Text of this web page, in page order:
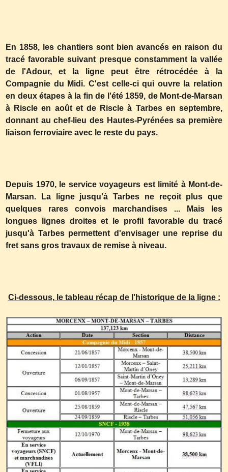
En 1858, les chantiers sont bien avancés en raison du
tracé favorable suivant presque constamment la vallée
de l'Adour, et la ligne peut être rétrocédée à la
Compagnie du Midi. C'est celle-ci qui ouvre la relation
en deux étapes à la fin de l'été 1859, de Mont-de-Marsan
à Riscle en août et de Riscle à Tarbes en septembre,
donnant au chef-lieu des Hautes-Pyrénées sa première
liaison ferroviaire avec le reste du pays.
Depuis 1970, le service voyageurs est limité à Mont-de-
Marsan. La ligne jusqu'à Tarbes ne reçoit plus que
quelques rares convois marchandises ... Mais les
longues lignes droites et le profil favorable du tracé
jusqu'à Tarbes permettent d'envisager une reprise du
fret sans gros travaux de remise à niveau.
Ci-dessous, le tableau récap de l'historique de la ligne :